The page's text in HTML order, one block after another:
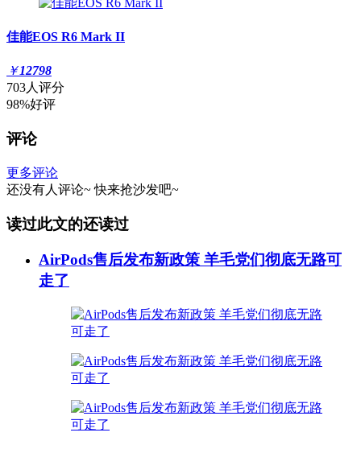
佳能EOS R6 Mark II
￥12798
703人评分
98%好评
评论
更多评论
还没有人评论~ 快来抢沙发吧~
读过此文的还读过
AirPods售后发布新政策 羊毛党们彻底无路可
走了